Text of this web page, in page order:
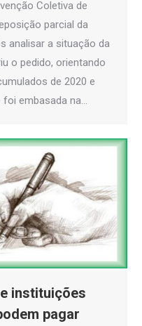
Coletiva de
parcial da
analisar a situação da
o pedido, orientando
de 2020 e
foi embasada na…
instituições
pagar